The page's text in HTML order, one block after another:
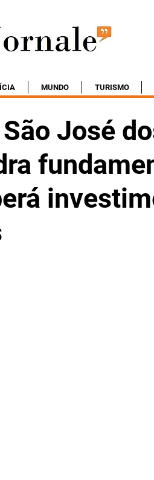
MUNDO TURISMO
José